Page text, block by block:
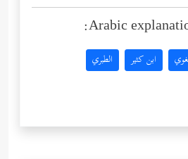
Arabic
ابن كثير الطبري